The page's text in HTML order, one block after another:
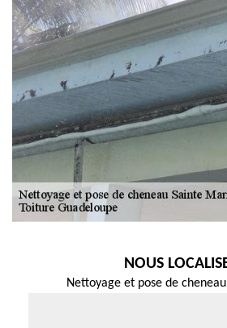
NOUS
Nettoyage et pose de